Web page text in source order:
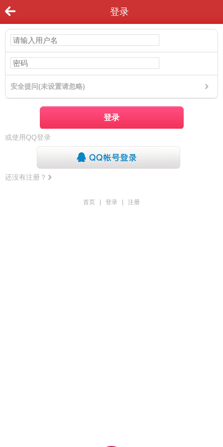
登录
安全提问(未设置请忽略)
登录
或使用QQ登录
还没有注册？
首页 登录 注册